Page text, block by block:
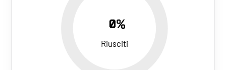
0%
Riusciti